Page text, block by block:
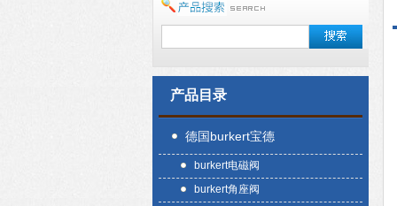
产品目录
德国burkert宝德
burkert电磁阀
burkert角座阀